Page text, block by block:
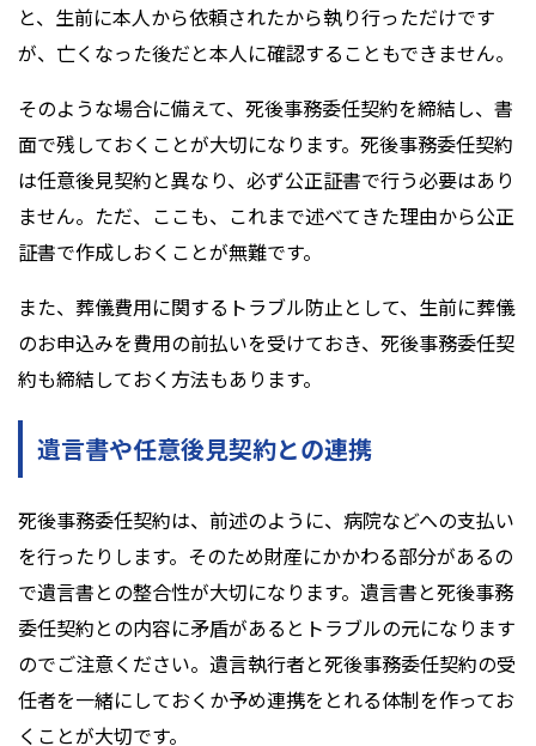
と、生前に本人から依頼されたから執り行っただけです
が、亡くなった後だと本人に確認することもできません。
そのような場合に備えて、死後事務委任契約を締結し、書
面で残しておくことが大切になります。死後事務委任契約
は任意後見契約と異なり、必ず公正証書で行う必要はあり
ません。ただ、ここも、これまで述べてきた理由から公正
証書で作成しおくことが無難です。
また、葬儀費用に関するトラブル防止として、生前に葬儀
のお申込みを費用の前払いを受けておき、死後事務委任契
約も締結しておく方法もあります。
遺言書や任意後見契約との連携
死後事務委任契約は、前述のように、病院などへの支払い
を行ったりします。そのため財産にかかわる部分があるの
で遺言書との整合性が大切になります。遺言書と死後事務
委任契約との内容に矛盾があるとトラブルの元になります
のでご注意ください。遺言執行者と死後事務委任契約の受
任者を一緒にしておくか予め連携をとれる体制を作ってお
くことが大切です。